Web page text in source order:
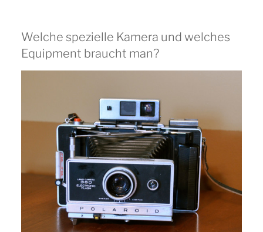
Welche spezielle Kamera und welches
Equipment braucht man?